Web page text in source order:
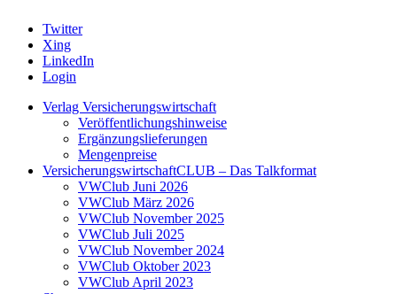
Twitter
Xing
LinkedIn
Login
Verlag Versicherungswirtschaft
Veröffentlichungshinweise
Ergänzungslieferungen
Mengenpreise
VersicherungswirtschaftCLUB – Das Talkformat
VWClub Juni 2026
VWClub März 2026
VWClub November 2025
VWClub Juli 2025
VWClub November 2024
VWClub Oktober 2023
VWClub April 2023